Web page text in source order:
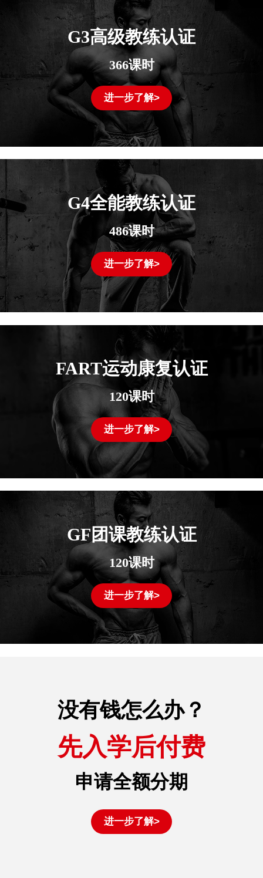
G3高级教练认证
366课时
进一步了解>
G4全能教练认证
486课时
进一步了解>
FART运动康复认证
120课时
进一步了解>
GF团课教练认证
120课时
进一步了解>
没有钱怎么办？
先入学后付费
申请全额分期
进一步了解>